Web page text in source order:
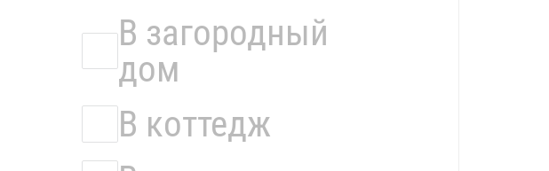
В загородный
дом
В коттедж